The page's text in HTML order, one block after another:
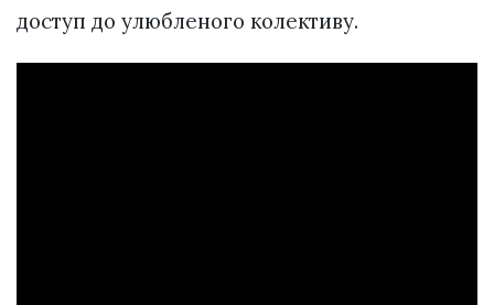
доступ до улюбленого колективу.